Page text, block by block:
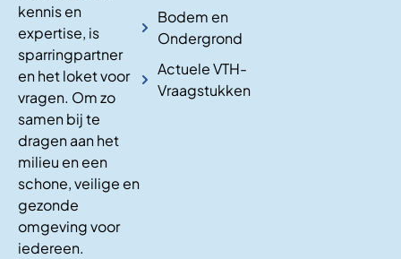
kennis en
expertise, is
sparringpartner
en het loket voor
vragen. Om zo
samen bij te
dragen aan het
milieu en een
schone, veilige en
gezonde
omgeving voor
iedereen.
Bodem en
Ondergrond
Actuele VTH-
Vraagstukken